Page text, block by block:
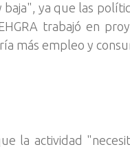
ya que las
trabajó en
más empleo y
la actividad